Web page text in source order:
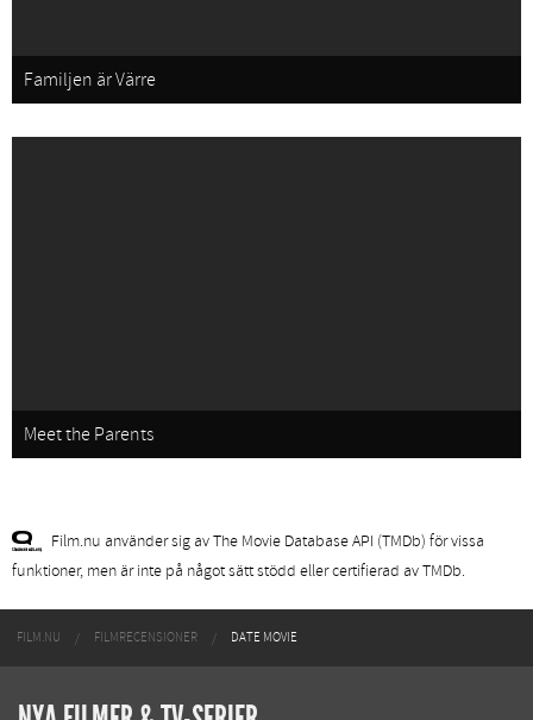
Familjen är Värre
Meet the Parents
Film.nu använder sig av The Movie Database API (TMDb) för vissa
funktioner, men är inte på något sätt stödd eller certifierad av TMDb.
FILM.NU FILMRECENSIONER DATE MOVIE